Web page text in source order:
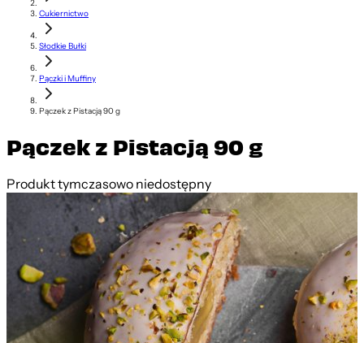
Cukiernictwo
Słodkie Bułki
Pączki i Muffiny
Pączek z Pistacją 90 g
Pączek z Pistacją 90 g
Produkt tymczasowo niedostępny